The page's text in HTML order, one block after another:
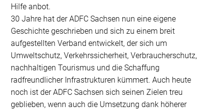
Hilfe anbot.
30 Jahre hat der ADFC Sachsen nun eine eigene
Geschichte geschrieben und sich zu einem breit
aufgestellten Verband entwickelt, der sich um
Umweltschutz, Verkehrssicherheit, Verbraucherschutz,
nachhaltigen Tourismus und die Schaffung
radfreundlicher Infrastrukturen kümmert. Auch heute
noch ist der ADFC Sachsen sich seinen Zielen treu
geblieben, wenn auch die Umsetzung dank höherer